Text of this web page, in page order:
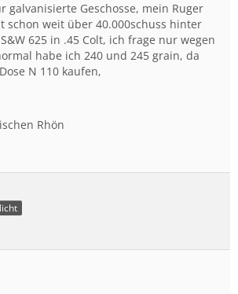
galvanisierte Geschosse, mein Ruger
schon weit über 40.000schuss hinter
625 in .45 Colt, ich frage nur wegen
habe ich 240 und 245 grain, da
N 110 kaufen,
Rhön